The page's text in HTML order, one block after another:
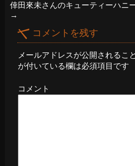
倖田來未さんのキューティーハニ
→
コメントを残す
メールアドレスが公開されるこ
が付いている欄は必須項目です
コメント